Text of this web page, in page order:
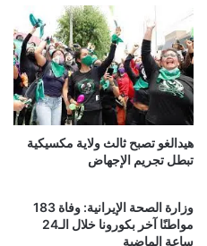
هيدالغو تصبح ثالث ولاية مكسيكية
تبطل تجريم الإجهاض
وزارة الصحة الإيرانية: وفاة 183
مواطنًا آخر بكورونا خلال الـ24
ساعة الماضية